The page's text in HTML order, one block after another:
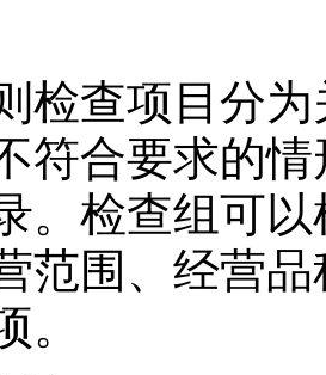
检查项目分
符合要求的
。检查组可
范围、经营
。